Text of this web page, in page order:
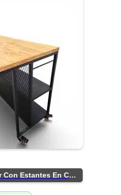
Barra Desayunador Con Estantes En Chapa